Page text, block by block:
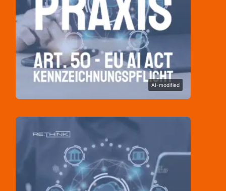
AI-modified